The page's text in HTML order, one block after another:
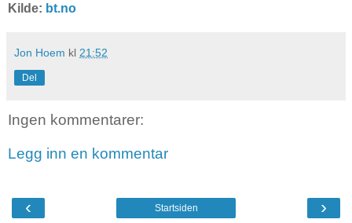
Kilde: bt.no
Jon Hoem kl 21:52
Del
Ingen kommentarer:
Legg inn en kommentar
‹ ›
Startsiden